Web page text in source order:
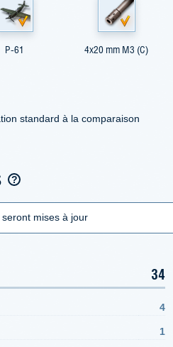
P-61 4x20 mm M3 (C)
standard à la comparaison
mises à jour
34
4
1